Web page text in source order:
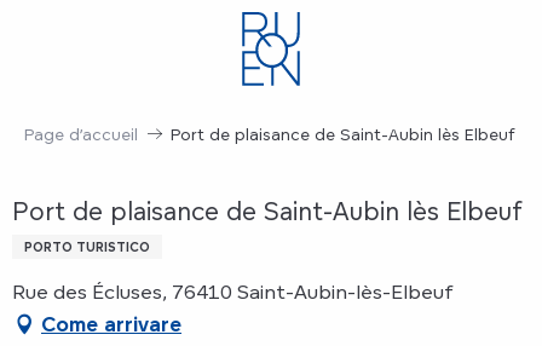
Page d’accueil Port de plaisance de Saint-Aubin lès Elbeuf
Port de plaisance de Saint-Aubin lès Elbeuf
PORTO TURISTICO
Rue des Écluses, 76410 Saint-Aubin-lès-Elbeuf
Come arrivare